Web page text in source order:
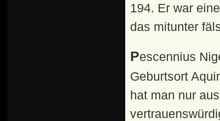
194. Er war
das mitunter
Pescennius Niger stammte aus Italien. Seinen angeblichen
Geburtsort
hat man nur